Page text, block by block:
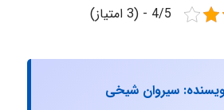
4/5 - (3 امتیاز)
سیروان شیخی